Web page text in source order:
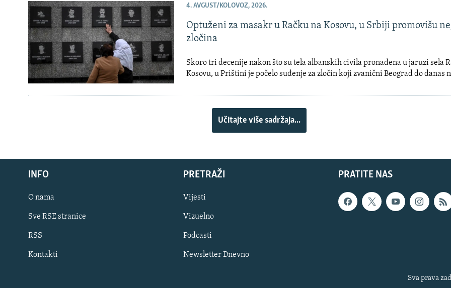
4. AVGUST/KOLOVOZ, 2026.
Optuženi za masakr u Račku na Kosovu, u Srbiji promovišu
zločina
Skoro tri decenije nakon što su tela albanskih civila pronađena u jaruzi sela
Kosovu, u Prištini je počelo suđenje za zločin koji zvanični Beograd do danas
Učitajte više sadržaja...
PRATITE NAS
INFO
O nama
Sve RSE stranice
RSS
Kontakti
PRETRAŽI
Vijesti
Vizuelno
Podcasti
Newsletter Dnevno
Sva prava